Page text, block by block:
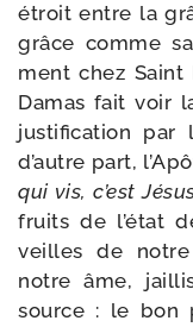
étroit entre la
grâce comme
ment chez
Damas fait voir
jus­ti­fi­ca­tion par
d’autre part,
qui vis, c’est
fruits de l’état
veilles de
notre âme,
source : le bon